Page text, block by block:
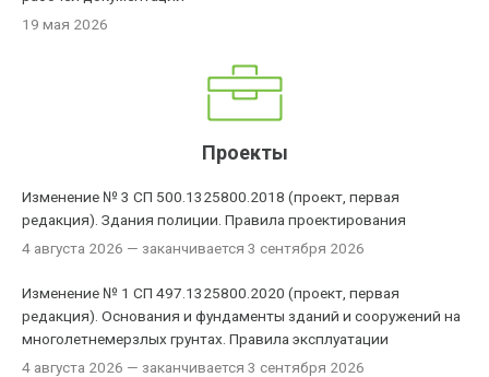
19 мая 2026
Проекты
Изменение № 3 СП 500.1325800.2018 (проект, первая
редакция). Здания полиции. Правила проектирования
4 августа 2026 — заканчивается 3 сентября 2026
Изменение № 1 СП 497.1325800.2020 (проект, первая
редакция). Основания и фундаменты зданий и сооружений на
многолетнемерзлых грунтах. Правила эксплуатации
4 августа 2026 — заканчивается 3 сентября 2026